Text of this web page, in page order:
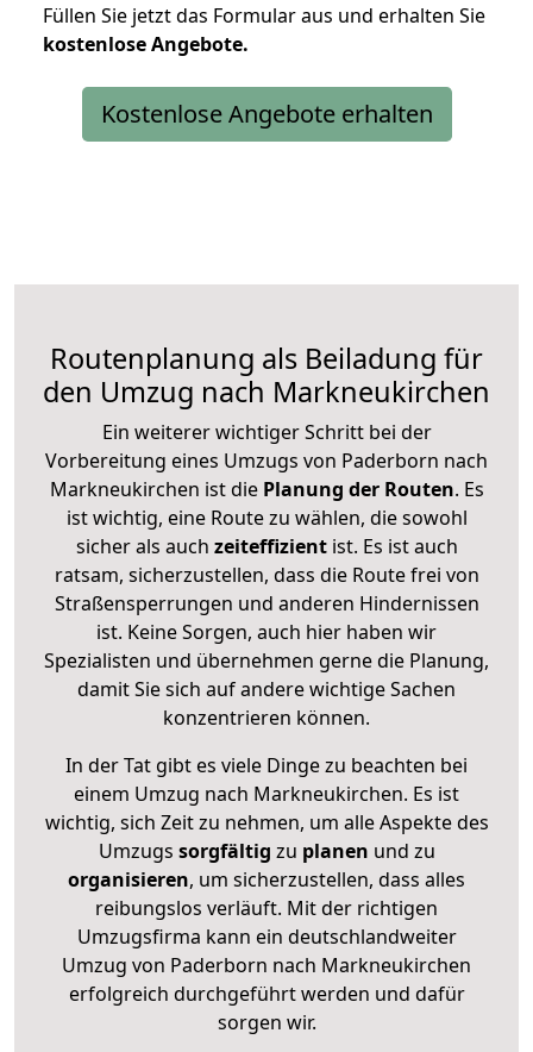
Füllen Sie jetzt das Formular aus und erhalten Sie
kostenloseAngebote.
Kostenlose Angebote erhalten
Routenplanung als Beiladung für
den Umzug nach Markneukirchen
Ein weiterer wichtiger Schritt bei der
Vorbereitung eines Umzugs von Paderborn nach
Markneukirchen ist diePlanung der Routen. Es
ist wichtig, eine Route zu wählen, die sowohl
sicher als auch zeiteffizientist. Es ist auch
ratsam, sicherzustellen, dass die Route frei von
Straßensperrungen und anderen Hindernissen
ist. Keine Sorgen, auch hier haben wir
Spezialisten und übernehmen gerne die Planung,
damit Sie sich auf andere wichtige Sachen
konzentrieren können.
In der Tat gibt es viele Dinge zu beachten bei
einem Umzug nach Markneukirchen. Es ist
wichtig, sich Zeit zu nehmen, um alle Aspekte des
Umzugs sorgfältig zu planen und zu
organisieren, um sicherzustellen, dass alles
reibungslos verläuft. Mit der richtigen
Umzugsfirma kann ein deutschlandweiter
Umzug von Paderborn nach Markneukirchen
erfolgreich durchgeführt werden und dafür
sorgen wir.